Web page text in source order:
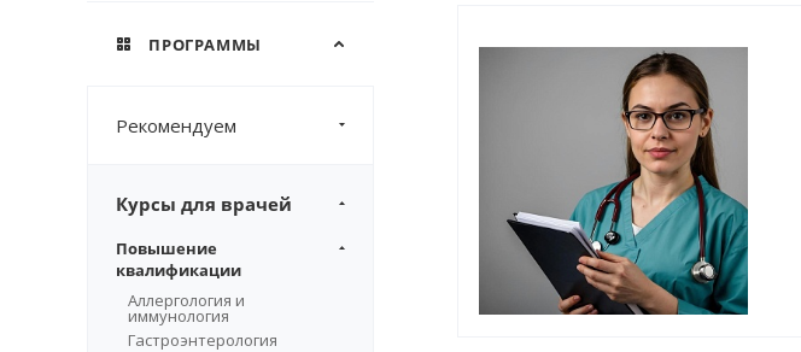
ПРОГРАММЫ
Рекомендуем
Курсы для врачей
Повышение
квалификации
Аллергология и
иммунология
Гастроэнтерология